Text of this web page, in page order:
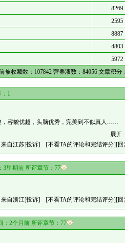
8269
2595
8887
4803
5972
被收藏数： 107842营养液数： 84056文章积分：
1
容貌优越，头脑优秀，完美到不似真人……
展开
来自江苏[投诉] [不看TA的评论和完结评分][回
星期前 所评章节： 77
来自浙江[投诉] [不看TA的评论和完结评分][回
2个月前 所评章节： 77